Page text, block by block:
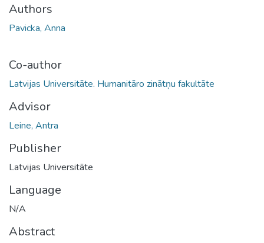
Authors
Pavicka, Anna
Co-author
Latvijas Universitāte. Humanitāro zinātņu fakultāte
Advisor
Leine, Antra
Publisher
Latvijas Universitāte
Language
N/A
Abstract